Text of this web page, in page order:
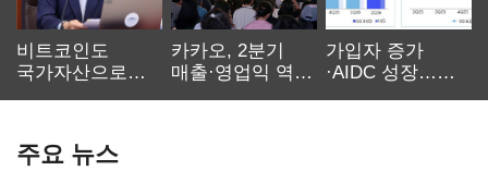
비트코인도
국가자산으로…'
카카오, 2분기
매출·영업익 역대
가입자 증가
·AIDC 성장…
주요 뉴스